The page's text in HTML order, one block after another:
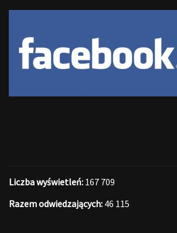
Liczba wyświetleń: 167 709
Razem odwiedzających: 46 115